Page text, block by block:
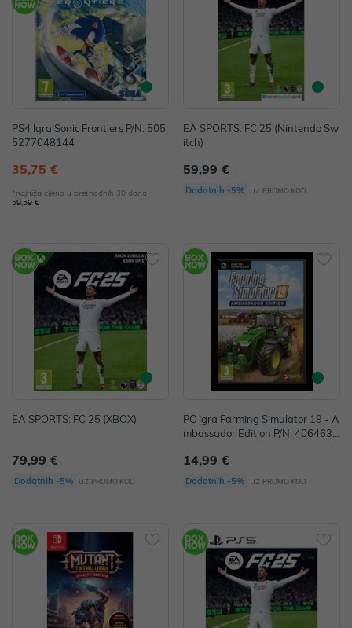
PS4 Igra Sonic Frontiers P/N: 505
5277048144
35,75 €
*najniža cijena u prethodnih 30 dana
59,59 €
EA SPORTS: FC 25 (Nintendo Sw
itch)
59,99 €
Dodatnih -5% uz PROMO KOD
EA SPORTS: FC 25 (XBOX)
79,99 €
Dodatnih -5% uz PROMO KOD
PC igra Farming Simulator 19 - A
mbassador Edition P/N: 4064635
14,99 €
Dodatnih -5% uz PROMO KOD